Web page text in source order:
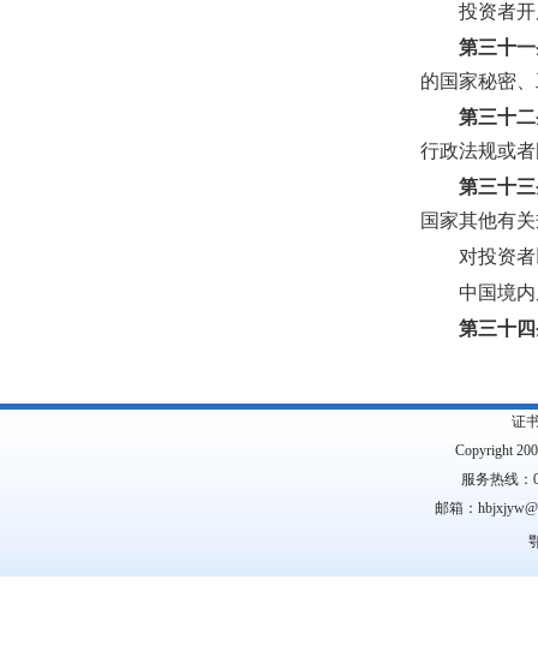
投资者
第三十
的国家秘密
第三十
行政法规或
第三十
国家其他有
对投资
中国境
第三十
证
Copyright
服务热线：
邮箱：